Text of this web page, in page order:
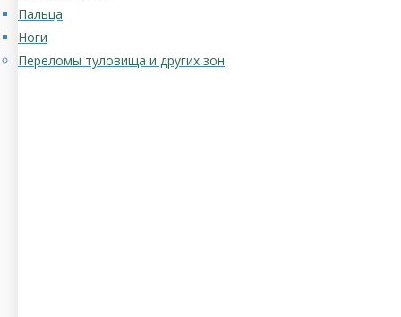
Пальца
Ноги
Переломы туловища и других зон